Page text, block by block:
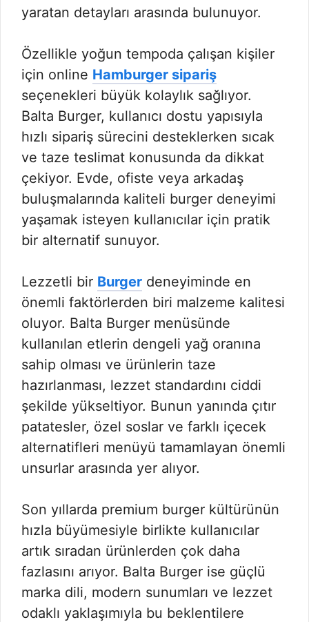
yaratan detayları arasında bulunuyor.
Özellikle yoğun tempoda çalışan kişiler
için online Hamburger sipariş
seçenekleri büyük kolaylık sağlıyor.
Balta Burger, kullanıcı dostu yapısıyla
hızlı sipariş sürecini desteklerken sıcak
ve taze teslimat konusunda da dikkat
çekiyor. Evde, ofiste veya arkadaş
buluşmalarında kaliteli burger deneyimi
yaşamak isteyen kullanıcılar için pratik
bir alternatif sunuyor.
Lezzetli bir Burger deneyiminde en
önemli faktörlerden biri malzeme kalitesi
oluyor. Balta Burger menüsünde
kullanılan etlerin dengeli yağ oranına
sahip olması ve ürünlerin taze
hazırlanması, lezzet standardını ciddi
şekilde yükseltiyor. Bunun yanında çıtır
patatesler, özel soslar ve farklı içecek
alternatifleri menüyü tamamlayan önemli
unsurlar arasında yer alıyor.
Son yıllarda premium burger kültürünün
hızla büyümesiyle birlikte kullanıcılar
artık sıradan ürünlerden çok daha
fazlasını arıyor. Balta Burger ise güçlü
marka dili, modern sunumları ve lezzet
odaklı yaklaşımıyla bu beklentilere